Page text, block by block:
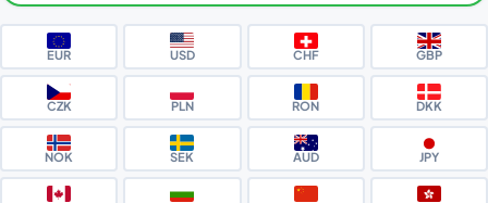
EUR USD CHF GBP
CZK PLN RON DKK
NOK SEK AUD JPY